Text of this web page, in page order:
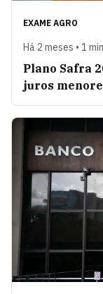
EXAME AGRO
Há 2 meses • 1
Plano Safra
juros